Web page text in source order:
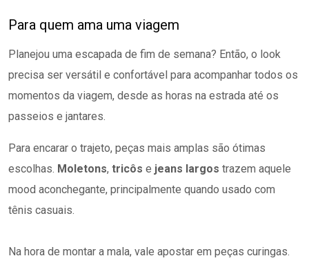
Para quem ama uma viagem
Planejou uma escapada de fim de semana? Então, o look
precisa ser versátil e confortável para acompanhar todos os
momentos da viagem, desde as horas na estrada até os
passeios e jantares.
Para encarar o trajeto, peças mais amplas são ótimas
escolhas. Moletons, tricôs e jeans largos trazem aquele
mood aconchegante, principalmente quando usado com
tênis casuais.
Na hora de montar a mala, vale apostar em peças curingas.